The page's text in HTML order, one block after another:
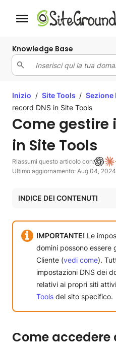
Bottone navigazione da mobile
Knowledge Base
Inizio / Site Tools / Sezione
record DNS in Site Tools
Come gestire
in Site Tools
Riassumi questo articolo con:
Ultimo aggiornamento: Aug 04, 2024
INDICE DEI CONTENUTI
Come modificare o eliminare
Site Tools
Come reimpostare i record
Impostazione TTL (time to
Impostazioni del record A
Impostazioni del record AAAA
Impostazioni del record
Impostazioni del record MX
Impostazioni del record TXT
IMPORTANTE! Le
domini possono essere
Cliente (vedi come).
impostazioni DNS dei
relativi ai propri siti
Tools del sito specifico.
Come accedere